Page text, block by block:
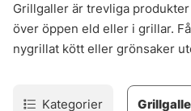
Grillgaller är trevliga
över öppen eld eller i grillar.
nygrillat kött eller grönsaker
Kategorier